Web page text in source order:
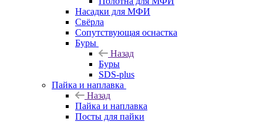
Насадки для МФИ
Свёрла
Сопутствующая оснастка
Буры
Назад
Буры
SDS-plus
Пайка и наплавка
Назад
Пайка и наплавка
Посты для пайки